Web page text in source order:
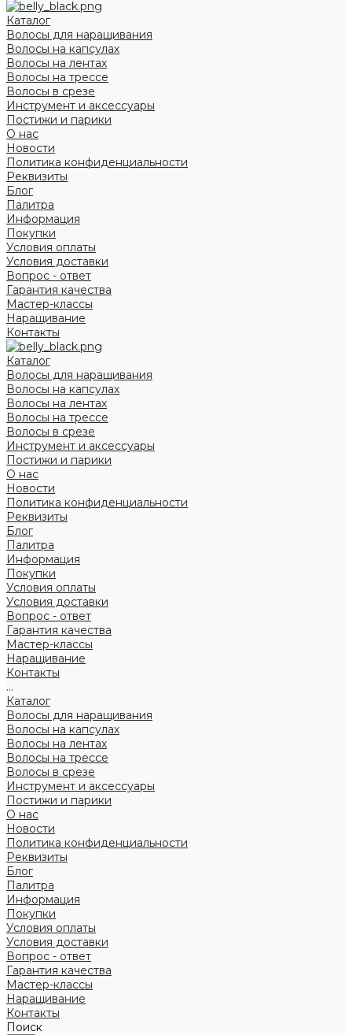
Каталог
Волосы для наращивания
Волосы на капсулах
Волосы на лентах
Волосы на трессе
Волосы в срезе
Инструмент и аксессуары
Постижи и парики
О нас
Новости
Политика конфиденциальности
Реквизиты
Блог
Палитра
Информация
Покупки
Условия оплаты
Условия доставки
Вопрос - ответ
Гарантия качества
Мастер-классы
Наращивание
Контакты
Каталог
Волосы для наращивания
Волосы на капсулах
Волосы на лентах
Волосы на трессе
Волосы в срезе
Инструмент и аксессуары
Постижи и парики
О нас
Новости
Политика конфиденциальности
Реквизиты
Блог
Палитра
Информация
Покупки
Условия оплаты
Условия доставки
Вопрос - ответ
Гарантия качества
Мастер-классы
Наращивание
Контакты
...
Каталог
Волосы для наращивания
Волосы на капсулах
Волосы на лентах
Волосы на трессе
Волосы в срезе
Инструмент и аксессуары
Постижи и парики
О нас
Новости
Политика конфиденциальности
Реквизиты
Блог
Палитра
Информация
Покупки
Условия оплаты
Условия доставки
Вопрос - ответ
Гарантия качества
Мастер-классы
Наращивание
Контакты
Поиск